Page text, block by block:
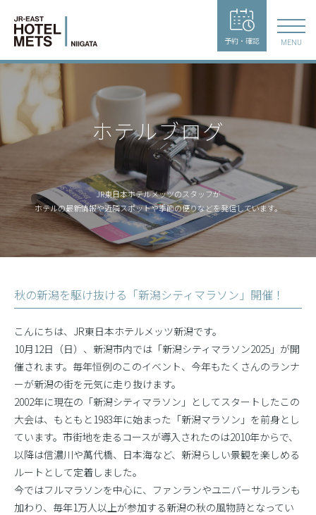
予約・確認 MENU
ホテルブログ
JR東日本ホテルメッツのスタッフが
ホテルの最新情報や近隣スポットや季節の便りなどを発信しています。
秋の新潟を駆け抜ける「新潟シティマラソン」開催！
こんにちは、JR東日本ホテルメッツ新潟です。
10月12日（日）、新潟市内では「新潟シティマラソン2025」が開
催されます。毎年恒例のこのイベント、今年もたくさんのランナ
ーが新潟の街を元気に走り抜けます。
2002年に現在の「新潟シティマラソン」としてスタートしたこの
大会は、もともと1983年に始まった「新潟マラソン」を前身とし
ています。市街地を走るコースが導入されたのは2010年からで、
以降は信濃川や萬代橋、日本海など、新潟らしい景観を楽しめる
ルートとして定着しました。
今ではフルマラソンを中心に、ファンランやユニバーサルランも
加わり、毎年1万人以上が参加する新潟の秋の風物詩となってい